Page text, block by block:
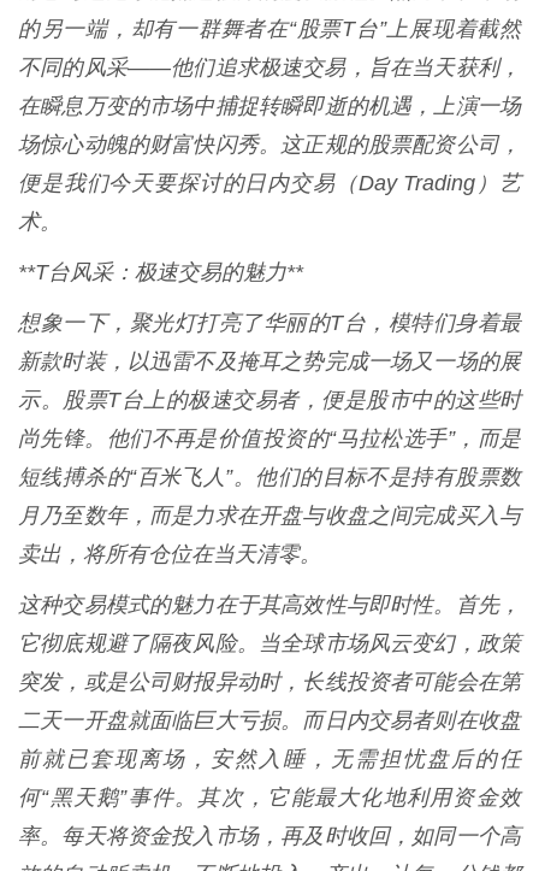
的另一端，却有一群舞者在“股票T台”上展现着截然
不同的风采——他们追求极速交易，旨在当天获利，
在瞬息万变的市场中捕捉转瞬即逝的机遇，上演一场
场惊心动魄的财富快闪秀。这正规的股票配资公司，
便是我们今天要探讨的日内交易（Day Trading）艺
术。
**T台风采：极速交易的魅力**
想象一下，聚光灯打亮了华丽的T台，模特们身着最
新款时装，以迅雷不及掩耳之势完成一场又一场的展
示。股票T台上的极速交易者，便是股市中的这些时
尚先锋。他们不再是价值投资的“马拉松选手”，而是
短线搏杀的“百米飞人”。他们的目标不是持有股票数
月乃至数年，而是力求在开盘与收盘之间完成买入与
卖出，将所有仓位在当天清零。
这种交易模式的魅力在于其高效性与即时性。首先，
它彻底规避了隔夜风险。当全球市场风云变幻，政策
突发，或是公司财报异动时，长线投资者可能会在第
二天一开盘就面临巨大亏损。而日内交易者则在收盘
前就已套现离场，安然入睡，无需担忧盘后的任
何“黑天鹅”事件。其次，它能最大化地利用资金效
率。每天将资金投入市场，再及时收回，如同一个高